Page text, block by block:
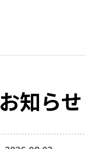
お知らせ